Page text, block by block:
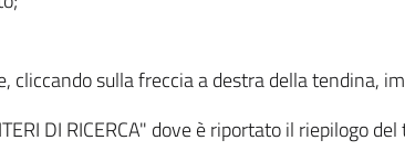
cliccando sulla freccia a destra della tendina,
DI RICERCA" dove è riportato il riepilogo